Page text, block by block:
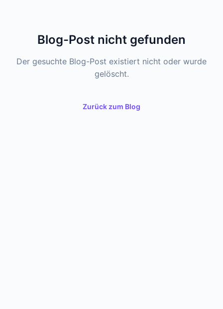
Blog-Post nicht gefunden
Der gesuchte Blog-Post existiert nicht oder wurde
gelöscht.
Zurück zum Blog